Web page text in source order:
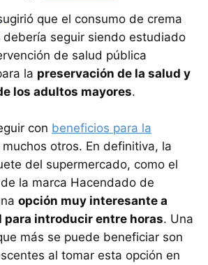
que el consumo de crema
seguir siendo estudiado
de salud pública
la preservación de la salud y
los adultos mayores.
con beneficios para la
muchos otros. En definitiva, la
del supermercado, como el
la marca Hacendado de
opción muy interesante a
introducir entre horas. Una
más se puede beneficiar son
al tomar esta opción en